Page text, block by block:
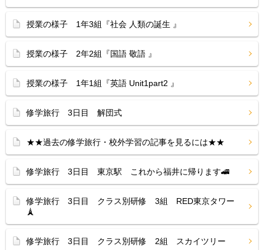
授業の様子 1年3組『社会 人類の誕生 』
授業の様子 2年2組『国語 敬語 』
授業の様子 1年1組『英語 Unit1part2 』
修学旅行 3日目 解団式
★★過去の修学旅行・校外学習の記事を見るには★★
修学旅行 3日目 東京駅 これから福井に帰ります🚄
修学旅行 3日目 クラス別研修 3組 RED東京タワー
🗼
修学旅行 3日目 クラス別研修 2組 スカイツリー